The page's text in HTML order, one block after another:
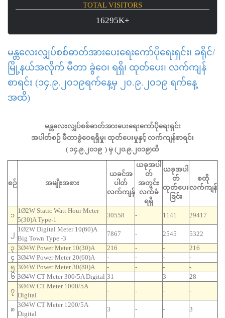
TOTAL VISITORS
16295K+
မန္တလေးလျှပ်စစ်ဓာတ်အားပေးရေးကော်ပိုရေးရှင်း၊ ခရိုင်/
မြို့နယ်အလိုက် မီတာ ခွဲဝေ၊ ရရှိ၊ ထုတ်ပေး၊ လက်ကျန်
စာရင်း (၁၄.၉.၂၀၁၉ရက်နေ့မှ ၂၀.၉.၂၀၁၉ ရက်နေ့
အထိ)​​​​​​​
မန္တလေးလျှပ်စစ်ဓာတ်အားပေးရေးကော်ပိုရေးရှင်း
အပါတ်စဉ် မီတာခွဲဝေရရှိမှု၊ ထုတ်ပေးမှုနှင့် လက်ကျန်စာရင်း
( ၁၄.၉.၂၀၁၉ ) မှ (၂၀.၉.၂၀၁၉)ထိ
စဉ် အမျိုးအစား
ယခင်အ
ပါတ်
လက်ကျန်
ယခုအပါ
တ်
အတွင်း
လက်ခံ
ရရှိ
ယခုအပါ
တ်
ထုတ်ပေး
ခြင်း
စတို
လက်ကျန်
၁
1Ø2W Static Watt Hour Meter
5(30)A Type-1
30558 - 1141 29417
၂
1Ø2W Digital Meter 10(60)A
Big Town Type -3
7867 - 2545
5322
၃ 3Ø4W Power Meter 10(30)A 216 - -
216
၄ 3Ø4W Power Meter 20(60)A - - -
-
၅ 3Ø4W Power Meter 30(80)A - - -
-
၆ 3Ø4W CT Meter 300/5A Digital 31 - 3
28
၇
3Ø4W CT Meter 1000/5A
Digital
- - - -
၈
3Ø4W CT Meter 1200/5A
Digital
3 - - 3